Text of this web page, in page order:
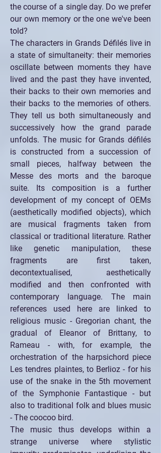
the course of a single day. Do we prefer
our own memory or the one we've been
told?
The characters in Grands Défilés live in
a state of simultaneity: their memories
oscillate between moments they have
lived and the past they have invented,
their backs to their own memories and
their backs to the memories of others.
They tell us both simultaneously and
successively how the grand parade
unfolds. The music for Grands défilés
is constructed from a succession of
small pieces, halfway between the
Messe des morts and the baroque
suite. Its composition is a further
development of my concept of OEMs
(aesthetically modified objects), which
are musical fragments taken from
classical or traditional literature. Rather
like genetic manipulation, these
fragments are first taken,
decontextualised, aesthetically
modified and then confronted with
contemporary language. The main
references used here are linked to
religious music - Gregorian chant, the
gradual of Eleanor of Brittany, to
Rameau - with, for example, the
orchestration of the harpsichord piece
Les tendres plaintes, to Berlioz - for his
use of the snake in the 5th movement
of the Symphonie Fantastique - but
also to traditional folk and blues music
- The coocoo bird.
The music thus develops within a
strange universe where stylistic